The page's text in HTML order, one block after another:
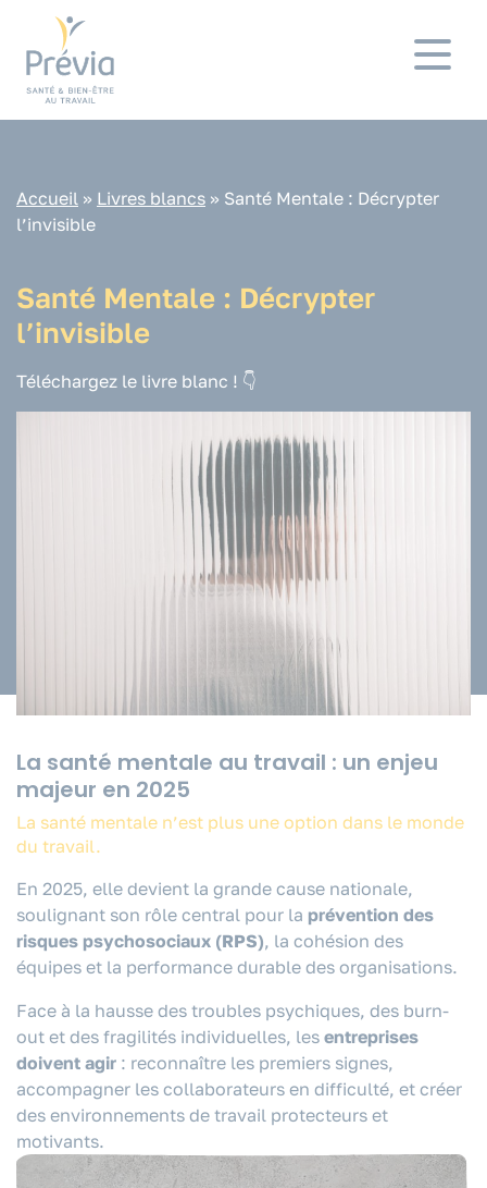
Accueil » Livres blancs » Santé Mentale : Décrypter
l’invisible
Santé Mentale : Décrypter
l’invisible
Téléchargez le livre blanc ! 👇
La santé mentale au travail : un enjeu
majeur en 2025
La santé mentale n’est plus une option dans le monde
du travail.
En 2025, elle devient la grande cause nationale,
soulignant son rôle central pour la prévention des
risques psychosociaux (RPS), la cohésion des
équipes et la performance durable des organisations.
Face à la hausse des troubles psychiques, des burn-
out et des fragilités individuelles, les entreprises
doivent agir : reconnaître les premiers signes,
accompagner les collaborateurs en difficulté, et créer
des environnements de travail protecteurs et
motivants.
Panneau de gestion des cookies